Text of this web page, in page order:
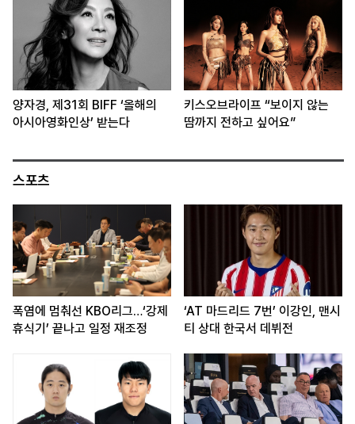
양자경, 제31회 BIFF ‘올해의
아시아영화인상’ 받는다
키스오브라이프 “보이지 않는
땀까지 전하고 싶어요”
스포츠
폭염에 멈춰선 KBO리그…‘강제
휴식기’ 끝나고 일정 재조정
‘AT 마드리드 7번’ 이강인, 맨시
티 상대 한국서 데뷔전